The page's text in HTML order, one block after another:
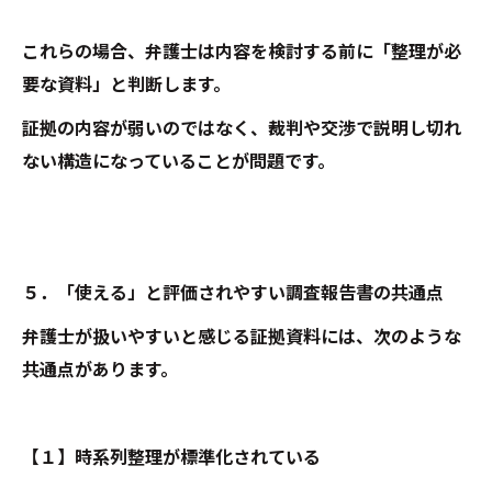
これらの場合、弁護士は内容を検討する前に「整理が必
要な資料」と判断します。
証拠の内容が弱いのではなく、裁判や交渉で説明し切れ
ない構造になっていることが問題です。
５．「使える」と評価されやすい調査報告書の共通点
弁護士が扱いやすいと感じる証拠資料には、次のような
共通点があります。
【１】時系列整理が標準化されている